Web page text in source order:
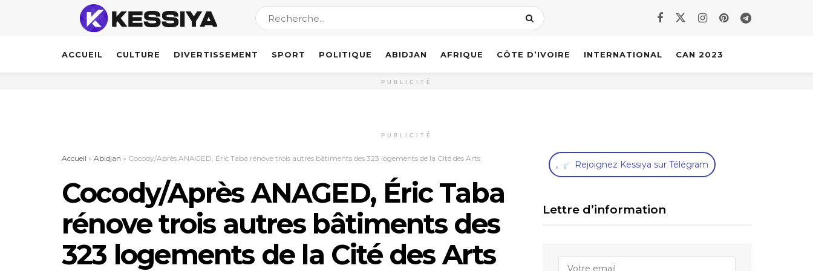
ACCUEIL CULTURE DIVERTISSEMENT SPORT POLITIQUE ABIDJAN AFRIQUE CÔTE D’IVOIRE INTERNATIONAL CAN 2023
PUBLICITÉ
PUBLICITÉ
Accueil » Abidjan » Cocody/Après ANAGED, Éric Taba rénove trois autres bâtiments des 323 logements de la Cité des Arts
Cocody/Après ANAGED, Éric Taba
rénove trois autres bâtiments des
323 logements de la Cité des Arts
, Rejoignez Kessiya sur Télégram
Lettre d’information